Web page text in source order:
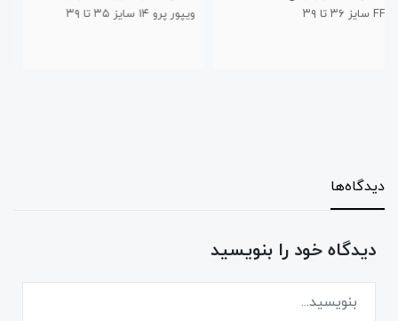
ویپور پرو ۱۴ سایز ۳۵ تا ۳۹
برند تیزگام سایز ۳۰ تا ۳۴
دیدگاه‌ها
دیدگاه خود را بنویسید